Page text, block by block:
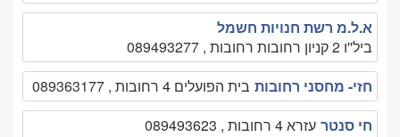
א.ל.מ רשת חנויות חשמל
ביל''ו 2 קניון רחובות רחובות , 089493277
חזי- מחסני רחובות בית הפועלים 4 רחובות , 089363177
חי סנטר עזרא 4 רחובות , 089493623